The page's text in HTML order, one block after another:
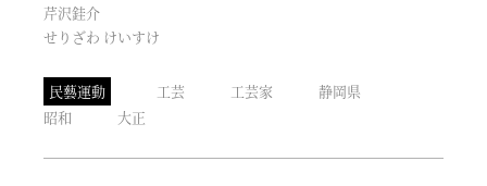
芹沢銈介
せりざわ けいすけ
民藝運動 工芸 工芸家
静岡県
昭和
大正